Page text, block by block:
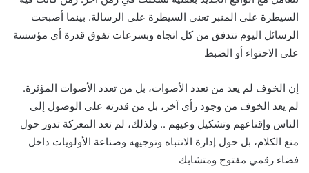
السيطرة على المنبر تعني السيطرة على الرسالة. بينما أصبحت
الرسائل اليوم تتدفق من كل اتجاه وبسرعات تفوق قدرة أي مؤسسة
على الاحتواء أو الضبط
إن الخوف لم يعد من تعدد الأصوات، بل من تعدد الأصوات المؤثرة.
لم يعد الخوف من وجود رأي آخر، بل من قدرته على الوصول إلى
الناس وإقناعهم وتشكيل وعيهم .. ولذلك، لم تعد المعركة تدور حول
منع الكلام، بل حول إدارة الانتباه وتوجيهه وصناعة الأولويات داخل
فضاء رقمي مفتوح ومتشابك